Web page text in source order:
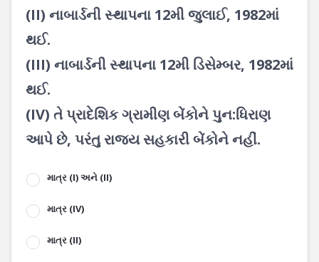
(II) નાબાર્ડની સ્થાપના 12મી જુલાઈ, 1982માં
થઈ.
(III) નાબાર્ડની સ્થાપના 12મી ડિસેમ્બર, 1982માં
થઈ.
(IV) તે પ્રાદેશિક ગ્રામીણ બેંકોને પુન:ધિરાણ
આપે છે, પરંતુ રાજ્ય સહકારી બેંકોને નહીં.
માત્ર (I) અને (II)
માત્ર (IV)
માત્ર (II)